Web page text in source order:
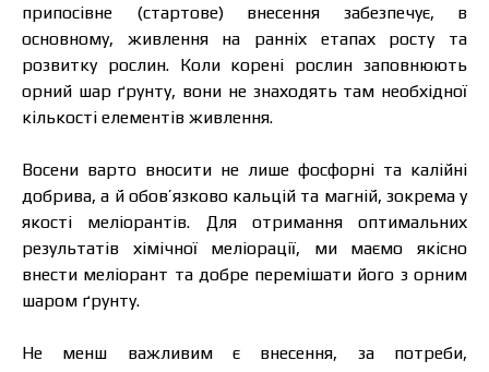
припосівне (стартове) внесення забезпечує, в
основному, живлення на ранніх етапах росту та
розвитку рослин. Коли корені рослин заповнюють
орний шар ґрунту, вони не знаходять там необхідної
кількості елементів живлення.
Восени варто вносити не лише фосфорні та калійні
добрива, а й обов’язково кальцій та магній, зокрема у
якості меліорантів. Для отримання оптимальних
результатів хімічної меліорації, ми маємо якісно
внести меліорант та добре перемішати його з орним
шаром ґрунту.
Не менш важливим є внесення, за потреби,